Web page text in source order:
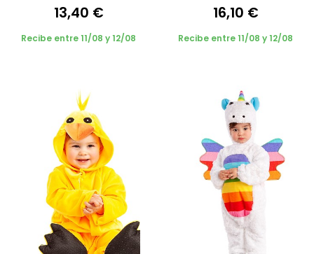
13,40 €
Recibe entre 11/08 y 12/08
16,10 €
Recibe entre 11/08 y 12/08